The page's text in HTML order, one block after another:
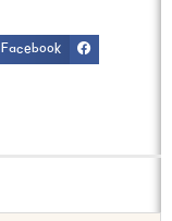
Facebook